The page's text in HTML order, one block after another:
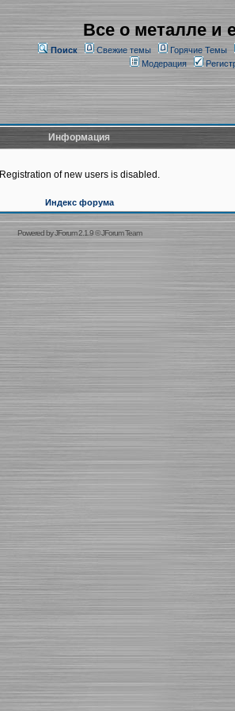
Все о металле и
Поиск Свежие темы Горячие Темы
Модерация
Информация
Registration of new users is disabled.
Индекс форума
Powered byJForum 2.1.9©JForum Team